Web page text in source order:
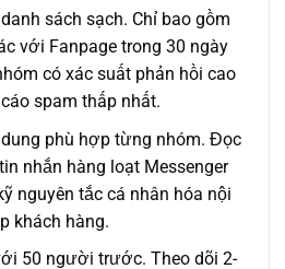
sách sạch. Chỉ bao gồm
với Fanpage trong 30 ngày
có xác suất phản hồi cao
spam thấp nhất.
phù hợp từng nhóm. Đọc
nhắn hàng loạt Messenger
nguyên tắc cá nhân hóa nội
khách hàng.
50 người trước. Theo dõi 2-